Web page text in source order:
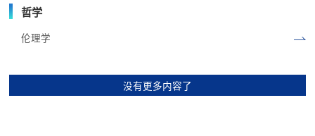
哲学
伦理学
没有更多内容了